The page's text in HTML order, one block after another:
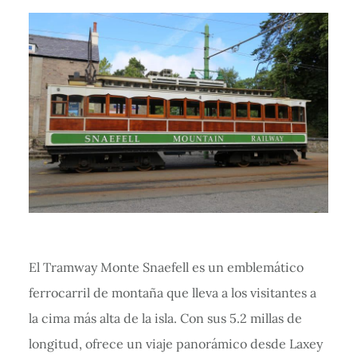
El Tramway Monte Snaefell es un emblemático
ferrocarril de montaña que lleva a los visitantes a
la cima más alta de la isla. Con sus 5.2 millas de
longitud, ofrece un viaje panorámico desde Laxey